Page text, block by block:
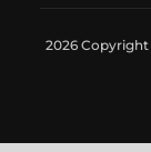
2026 Copyright